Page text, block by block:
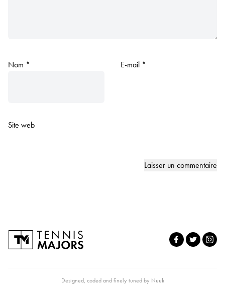
Nom * E-mail *
Site web
Designed, coded and finely tuned by Nuuk